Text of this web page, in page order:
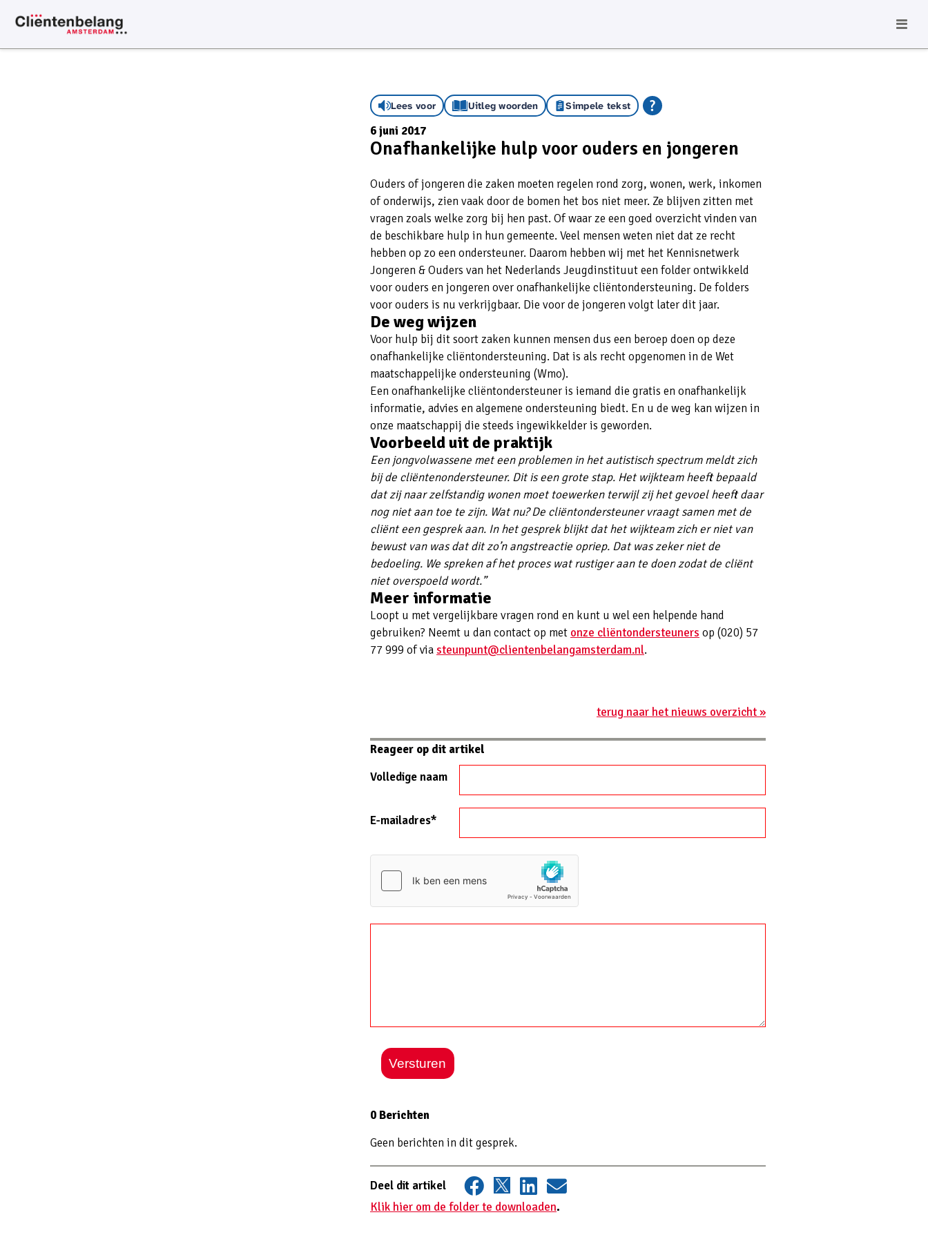
Lees voor Uitleg woorden Simpele tekst
6 juni 2017
Onafhankelijke hulp voor ouders en jongeren
Ouders of jongeren die zaken moeten regelen rond zorg, wonen, werk, inkomen
of onderwijs, zien vaak door de bomen het bos niet meer. Ze blijven zitten met
vragen zoals welke zorg bij hen past. Of waar ze een goed overzicht vinden van
de beschikbare hulp in hun gemeente. Veel mensen weten niet dat ze recht
hebben op zo een ondersteuner. Daarom hebben wij met het Kennisnetwerk
Jongeren & Ouders van het Nederlands Jeugdinstituut een folder ontwikkeld
voor ouders en jongeren over onafhankelijke cliëntondersteuning. De folders
voor ouders is nu verkrijgbaar. Die voor de jongeren volgt later dit jaar.
De weg wijzen
Voor hulp bij dit soort zaken kunnen mensen dus een beroep doen op deze
onafhankelijke cliëntondersteuning. Dat is als recht opgenomen in de Wet
maatschappelijke ondersteuning (Wmo).
Een onafhankelijke cliëntondersteuner is iemand die gratis en onafhankelijk
informatie, advies en algemene ondersteuning biedt. En u de weg kan wijzen in
onze maatschappij die steeds ingewikkelder is geworden.
Voorbeeld uit de praktijk
Een jongvolwassene met een problemen in het autistisch spectrum meldt zich
bij de cliëntenondersteuner. Dit is een grote stap. Het wijkteam heeft bepaald
dat zij naar zelfstandig wonen moet toewerken terwijl zij het gevoel heeft daar
nog niet aan toe te zijn. Wat nu? De cliëntondersteuner vraagt samen met de
cliënt een gesprek aan. In het gesprek blijkt dat het wijkteam zich er niet van
bewust van was dat dit zo’n angstreactie opriep. Dat was zeker niet de
bedoeling. We spreken af het proces wat rustiger aan te doen zodat de cliënt
niet overspoeld wordt.”
Meer informatie
Loopt u met vergelijkbare vragen rond en kunt u wel een helpende hand
gebruiken? Neemt u dan contact op met onze cliëntondersteuners op (020) 57
77 999 of viasteunpunt@clientenbelangamsterdam.nl.
terug naar het nieuws overzicht »
Reageer op dit artikel
Volledige naam
E-mailadres*
Versturen
0 Berichten
Geen berichten in dit gesprek.
Deel dit artikel
Klik hier om de folder te downloaden.